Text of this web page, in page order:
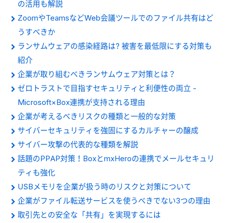
の活用も解説
ZoomやTeamsなどWeb会議ツールでのファイル共有はど
うすべきか
ランサムウェアの感染経路は? 被害を最低限にする対策も
紹介
企業が取り組むべきランサムウェア対策とは？
ゼロトラストで目指すセキュリティと利便性の両立 -
Microsoft×Box連携が支持される理由
企業が考えるべきリスクの種類と一般的な対策
サイバーセキュリティを強固にするカルチャーの醸成
サイバー攻撃の代表的な種類を解説
話題のPPAP対策！BoxとmxHeroの連携でメールセキュリ
ティも強化
USBメモリを企業が扱う時のリスクと対策について
企業がファイル転送サービスを使うべきでない3つの理由
取引先との安全な「共有」を実現するには